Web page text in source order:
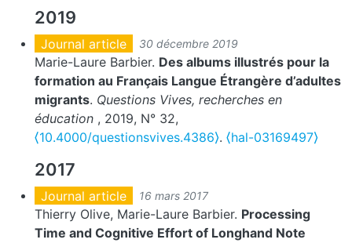
2019
Journal article 30 décembre 2019
Marie-Laure Barbier. Des albums illustrés pour la
formation au Français Langue Étrangère d’adultes
migrants. Questions Vives, recherches en
éducation , 2019, N° 32,
⟨10.4000/questionsvives.4386⟩. ⟨hal-03169497⟩
2017
Journal article 16 mars 2017
Thierry Olive, Marie-Laure Barbier. Processing
Time and Cognitive Effort of Longhand Note